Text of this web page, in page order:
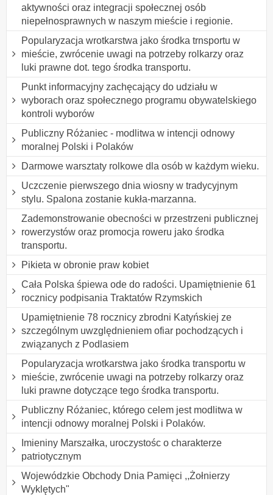
aktywności oraz integracji społecznej osób
niepełnosprawnych w naszym mieście i regionie.
Popularyzacja wrotkarstwa jako środka trnsportu w
mieście, zwrócenie uwagi na potrzeby rolkarzy oraz
luki prawne dot. tego środka transportu.
Punkt informacyjny zachęcający do udziału w
wyborach oraz społecznego programu obywatelskiego
kontroli wyborów
Publiczny Różaniec - modlitwa w intencji odnowy
moralnej Polski i Polaków
Darmowe warsztaty rolkowe dla osób w każdym wieku.
Uczczenie pierwszego dnia wiosny w tradycyjnym
stylu. Spalona zostanie kukła-marzanna.
Zademonstrowanie obecności w przestrzeni publicznej
rowerzystów oraz promocja roweru jako środka
transportu.
Pikieta w obronie praw kobiet
Cała Polska śpiewa ode do radości. Upamiętnienie 61
rocznicy podpisania Traktatów Rzymskich
Upamiętnienie 78 rocznicy zbrodni Katyńskiej ze
szczególnym uwzględnieniem ofiar pochodzących i
związanych z Podlasiem
Popularyzacja wrotkarstwa jako środka transportu w
mieście, zwrócenie uwagi na potrzeby rolkarzy oraz
luki prawne dotyczące tego środka transportu.
Publiczny Różaniec, którego celem jest modlitwa w
intencji odnowy moralnej Polski i Polaków.
Imieniny Marszałka, uroczystośc o charakterze
patriotycznym
Wojewódzkie Obchody Dnia Pamięci ,,Żołnierzy
Wyklętych"